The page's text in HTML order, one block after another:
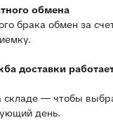
обмена
брака обмен за
доставки
складе — чтобы
день.